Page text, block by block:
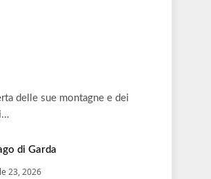
delle sue montagne e dei
di Garda
23, 2026